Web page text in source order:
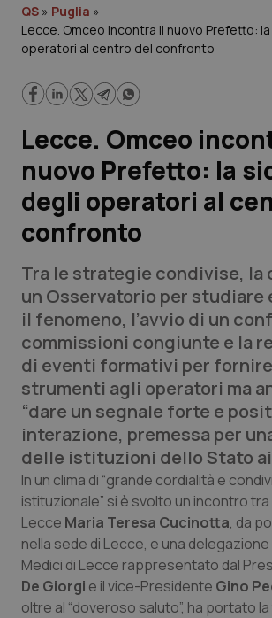
Governo e Parlamento
Regioni e Asl
Lavoro e Professioni
Scienza e Farmaci
Studi e Analisi
Lettere al direttore
Edizioni Regionali
QS Pro
Professionisti Sanitari.AI
Abruzzo
Basilicata
Calabria
Campania
QS Pro Gold
Artrite & artrosi
Asma & BPCO
Car-T
QS Club Newsletter
QS » Puglia »
Lecce. Omceo incontra il nuovo Prefetto:
operatori al centro del confronto
Lecce. Omceo
nuovo Prefetto: la
degli operatori al
confronto
Tra le strategie condivise, la
un Osservatorio per studiare
il fenomeno, l’avvio di un
commissioni congiunte e la
di eventi formativi per
strumenti agli operatori ma
“dare un segnale forte e
interazione, premessa per
delle istituzioni dello Stato
In un clima di “grande cordialità e
istituzionale” si è svolto un incontro
Lecce Maria Teresa Cucinotta, da
nella sede di Lecce, e una delegazione
Medici di Lecce rappresentato dal
De Giorgi e il vice-Presidente Gino
oltre al “doveroso saluto”, ha portato